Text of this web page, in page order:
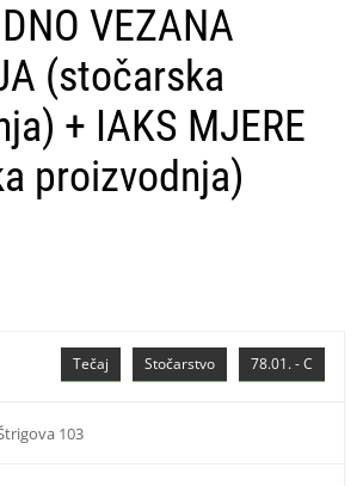
VEZANA
(stočarska
+ IAKS MJERE
proizvodnja)
78.01. - C
Stočarstvo
Tečaj
103